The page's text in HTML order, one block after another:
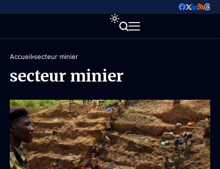
Accueil secteur minier
secteur minier